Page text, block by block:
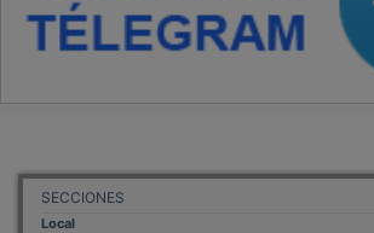
SECCIONES
Local